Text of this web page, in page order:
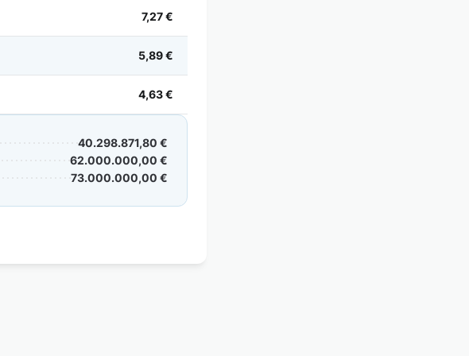
7,27 €
5,89 €
4,63 €
40.298.871,80 €
62.000.000,00 €
73.000.000,00 €